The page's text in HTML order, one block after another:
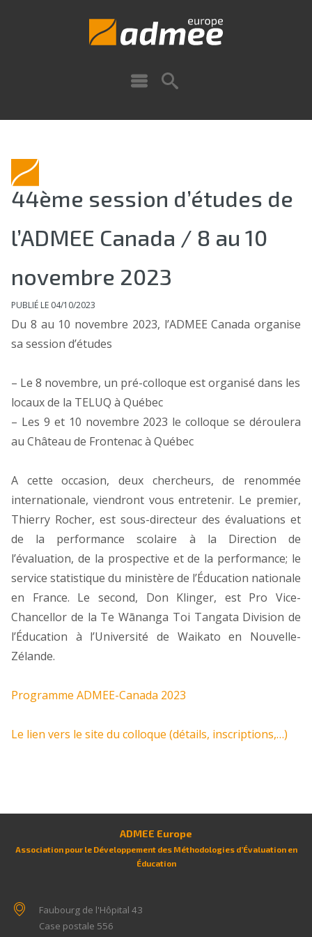
44ème session d’études de
l’ADMEE Canada / 8 au 10
novembre 2023
PUBLIÉ LE 04/10/2023
Du 8 au 10 novembre 2023, l’ADMEE Canada organise
sa session d’études
– Le 8 novembre, un pré-colloque est organisé dans les
locaux de la TELUQ à Québec
– Les 9 et 10 novembre 2023 le colloque se déroulera
au Château de Frontenac à Québec
A cette occasion, deux chercheurs, de renommée
internationale, viendront vous entretenir. Le premier,
Thierry Rocher, est sous-directeur des évaluations et
de la performance scolaire à la Direction de
l’évaluation, de la prospective et de la performance; le
service statistique du ministère de l’Éducation nationale
en France. Le second, Don Klinger, est Pro Vice-
Chancellor de la Te Wānanga Toi Tangata Division de
l’Éducation à l’Université de Waikato en Nouvelle-
Zélande.
Programme ADMEE-Canada 2023
Le lien vers le site du colloque (détails, inscriptions,…)
ADMEE Europe
Association pour le Développement des Méthodologies d’Évaluation en
Éducation
Faubourg de l'Hôpital 43
Case postale 556